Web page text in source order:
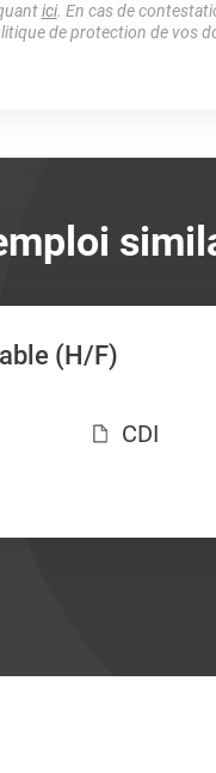
ici. En cas de
de protection de vos
(H/F)
CDI